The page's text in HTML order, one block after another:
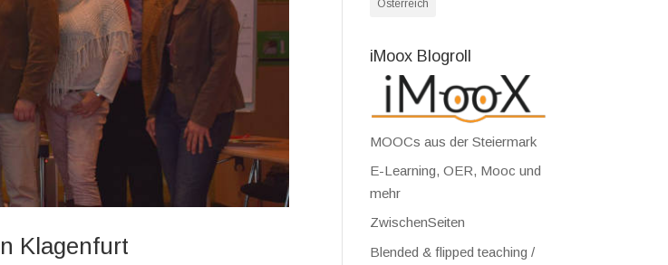
Klagenfurt
Österreich
iMoox Blogroll
MOOCs aus der Steiermark
E-Learning, OER, Mooc und
mehr
ZwischenSeiten
Blended & flipped teaching /